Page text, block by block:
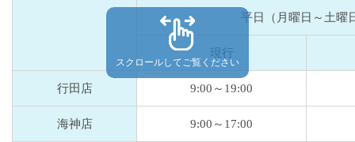
平日（月曜日～土曜
現行
行田店 9:00～19:00
海神店 9:00～17:00
スクロールしてご覧ください